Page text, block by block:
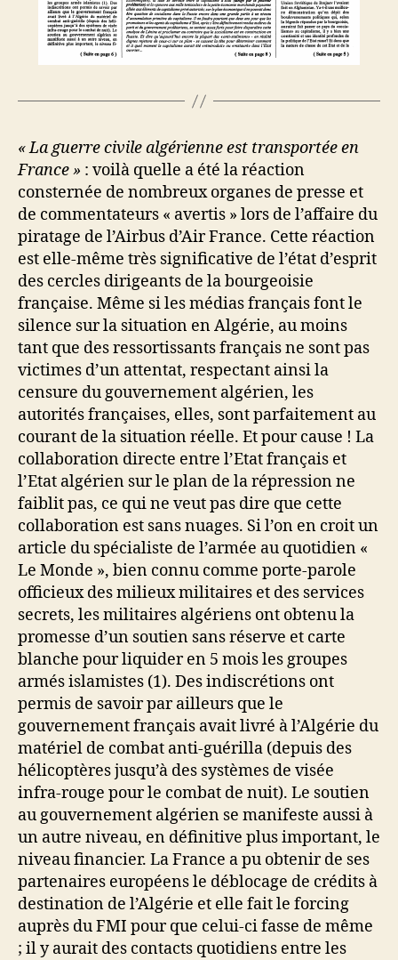
« La guerre civile algérienne est transportée en
France » : voilà quelle a été la réaction
consternée de nombreux organes de presse et
de commentateurs « avertis » lors de l’affaire du
piratage de l’Airbus d’Air France. Cette réaction
est elle-même très significative de l’état d’esprit
des cercles dirigeants de la bourgeoisie
française. Même si les médias français font le
silence sur la situation en Algérie, au moins
tant que des ressortissants français ne sont pas
victimes d’un attentat, respectant ainsi la
censure du gouvernement algérien, les
autorités françaises, elles, sont parfaitement au
courant de la situation réelle. Et pour cause ! La
collaboration directe entre l’Etat français et
l’Etat algérien sur le plan de la répression ne
faiblit pas, ce qui ne veut pas dire que cette
collaboration est sans nuages. Si l’on en croit un
article du spécialiste de l’armée au quotidien «
Le Monde », bien connu comme porte-parole
officieux des milieux militaires et des services
secrets, les militaires algériens ont obtenu la
promesse d’un soutien sans réserve et carte
blanche pour liquider en 5 mois les groupes
armés islamistes (1). Des indiscrétions ont
permis de savoir par ailleurs que le
gouvernement français avait livré à l’Algérie du
matériel de combat anti-guérilla (depuis des
hélicoptères jusqu’à des systèmes de visée
infra-rouge pour le combat de nuit). Le soutien
au gouvernement algérien se manifeste aussi à
un autre niveau, en définitive plus important, le
niveau financier. La France a pu obtenir de ses
partenaires européens le déblocage de crédits à
destination de l’Algérie et elle fait le forcing
auprès du FMI pour que celui-ci fasse de même
; il y aurait des contacts quotidiens entre les